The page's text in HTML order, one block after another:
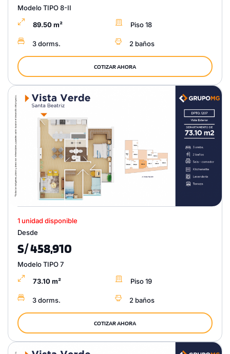
Modelo TIPO 8-II
89.50 m² Piso 18
3 dorms. 2 baños
COTIZAR AHORA
1 unidad disponible
Desde
S/ 458,910
Modelo TIPO 7
73.10 m² Piso 19
3 dorms. 2 baños
COTIZAR AHORA